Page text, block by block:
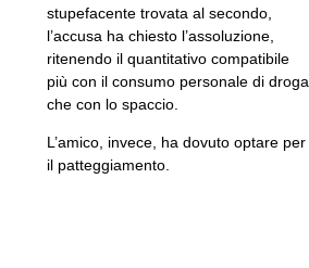
stupefacente trovata al secondo,
l’accusa ha chiesto l’assoluzione,
ritenendo il quantitativo compatibile
più con il consumo personale di droga
che con lo spaccio.
L’amico, invece, ha dovuto optare per
il patteggiamento.